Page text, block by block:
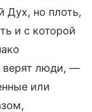
Дух, но плоть,
и с которой
верят люди, —
или